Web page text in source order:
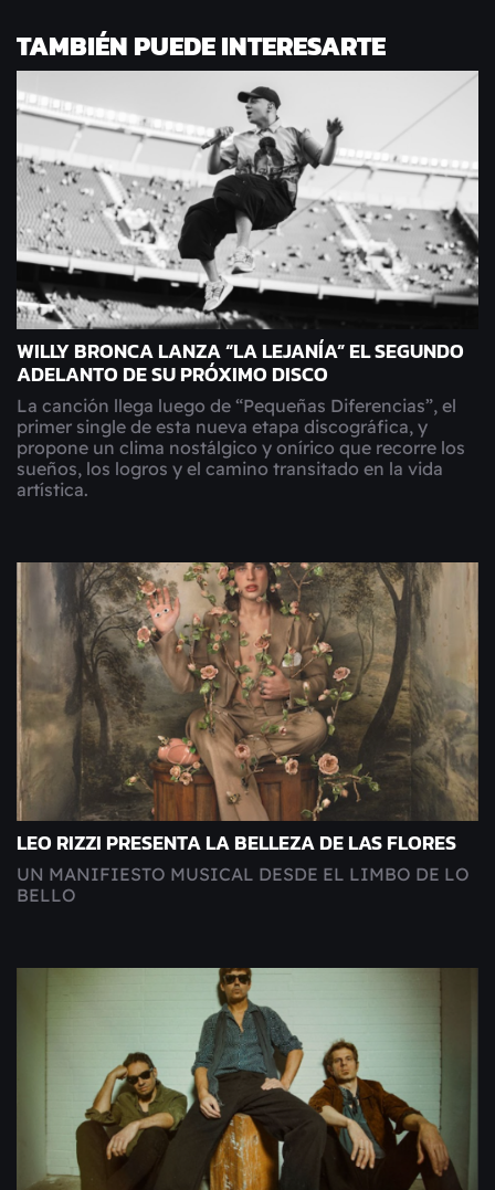
TAMBIÉN PUEDE INTERESARTE
WILLY BRONCA LANZA “LA LEJANÍA” EL SEGUNDO
ADELANTO DE SU PRÓXIMO DISCO
La canción llega luego de “Pequeñas Diferencias”, el
primer single de esta nueva etapa discográfica, y
propone un clima nostálgico y onírico que recorre los
sueños, los logros y el camino transitado en la vida
artística.
LEO RIZZI PRESENTA LA BELLEZA DE LAS FLORES
UN MANIFIESTO MUSICAL DESDE EL LIMBO DE LO
BELLO